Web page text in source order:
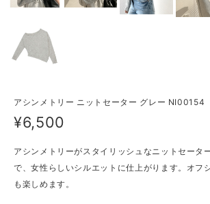
アシンメトリー ニットセーター グレー NI00154
¥6,500
アシンメトリーがスタイリッシュなニットセータ
で、女性らしいシルエットに仕上がります。オフ
も楽しめます。